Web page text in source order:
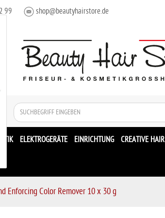
99 shop@beautyhairstore.de
ELEKTROGERÄTE EINRICHTUNG CREATIVE HAIR
Enforcing Color Remover 10 x 30 g